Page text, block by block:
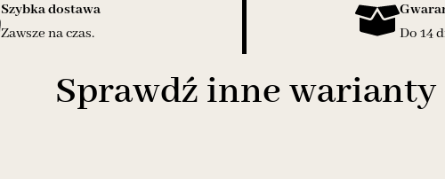
Szybka dostawa
Zawsze na czas.
Do 14
Sprawdź inne warianty